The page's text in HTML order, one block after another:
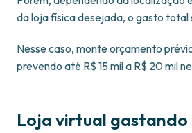
da loja física desejada, o gasto
Nesse caso, monte orçamento
prevendo até R$ 15 mil a R$ 20 mil
Loja virtual gastando